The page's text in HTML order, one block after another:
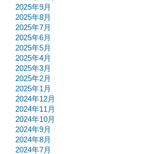
2025年9月
2025年8月
2025年7月
2025年6月
2025年5月
2025年4月
2025年3月
2025年2月
2025年1月
2024年12月
2024年11月
2024年10月
2024年9月
2024年8月
2024年7月